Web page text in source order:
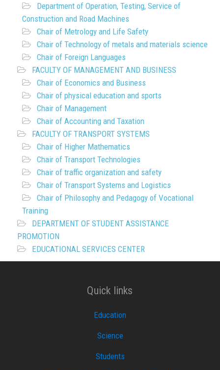
Department of Operation, Testing, Service of
Construction and Road Machines
Chair of Metrology and Life Safety
Chair of Technology of metals and materials science
Chair of Foreign Languages
FACULTY OF MANAGEMENT AND BUSINESS
Chair of Economics and Business
Chair of physical education and sports
Chair of Management
Chair of Accounting and Taxation
FACULTY OF TRANSPORT SYSTEMS
Chair of Higher Mathematics
Chair of Transport Technologies
Chair of traffic organization and safety
Chair of Transport Systems and Logistics
Chair of Philosophy and Pedagogy of Vocational
Training
DEPARTMENT OF STUDENT ASSISTANCE
PROMOTION
EDUCATIONAL SERVICES CENTER
Quick links
Education
Science
Students